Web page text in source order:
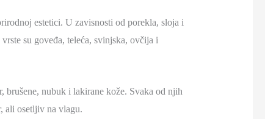
estetici. U zavisnosti od porekla, sloja i
su goveđa, teleća, svinjska, ovčija i
nubuk i lakirane kože. Svaka od njih
ali osetljiv na vlagu.